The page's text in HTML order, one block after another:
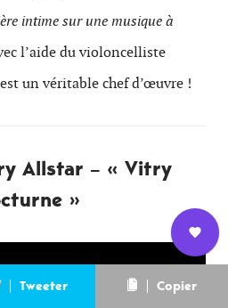
Newsletter
intime sur une musique à
l’aide du violoncelliste
un véritable chef d’œuvre !
Allstar – « Vitry
»
Tweeter Copier